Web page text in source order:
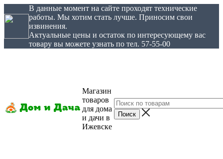
В данные момент на сайте проходят технические
работы. Мы хотим стать лучше. Приносим свои
извинения.
Актуальные цены и остаток по интересующему вас
товару вы можете узнать по тел. 57-55-00
Магазин
товаров
для дома
и дачи в
Ижевске